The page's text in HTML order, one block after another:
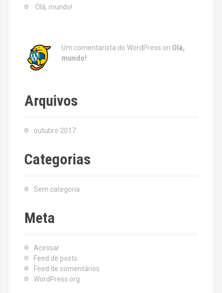
Olá, mundo!
Um comentarista do WordPress on Olá,
mundo!
Arquivos
outubro 2017
Categorias
Sem categoria
Meta
Acessar
Feed de posts
Feed de comentários
WordPress.org